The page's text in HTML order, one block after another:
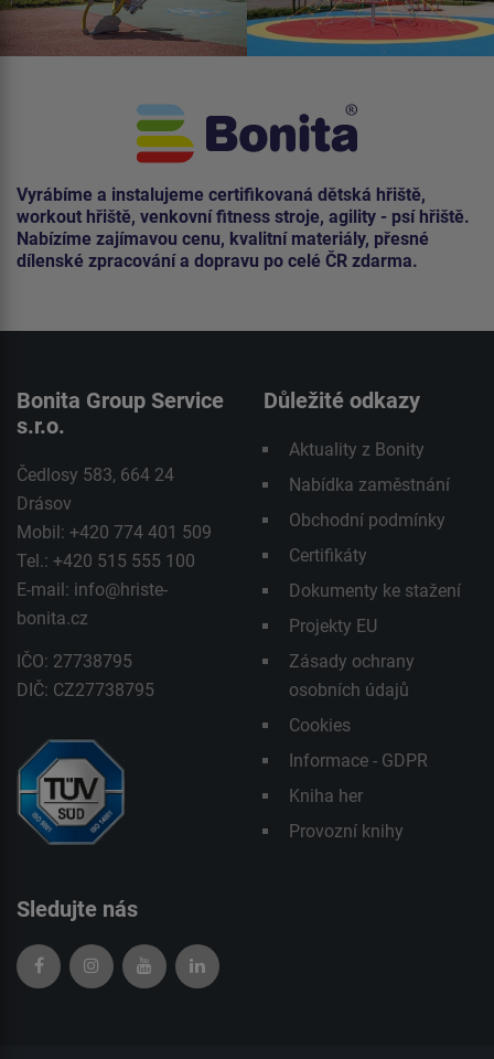
Vyrábíme a instalujeme certifikovaná dětská hřiště,
workout hřiště, venkovní fitness stroje, agility - psí hřiště.
Nabízíme zajímavou cenu, kvalitní materiály, přesné
dílenské zpracování a dopravu po celé ČR zdarma.
Bonita Group Service
s.r.o.
Čedlosy 583, 664 24
Drásov
Mobil: +420 774 401 509
Tel.: +420 515 555 100
E-mail: info@hriste-
bonita.cz
IČO: 27738795
DIČ: CZ27738795
Důležité odkazy
Aktuality z Bonity
Nabídka zaměstnání
Obchodní podmínky
Certifikáty
Dokumenty ke stažení
Projekty EU
Zásady ochrany
osobních údajů
Cookies
Informace - GDPR
Kniha her
Provozní knihy
Sledujte nás